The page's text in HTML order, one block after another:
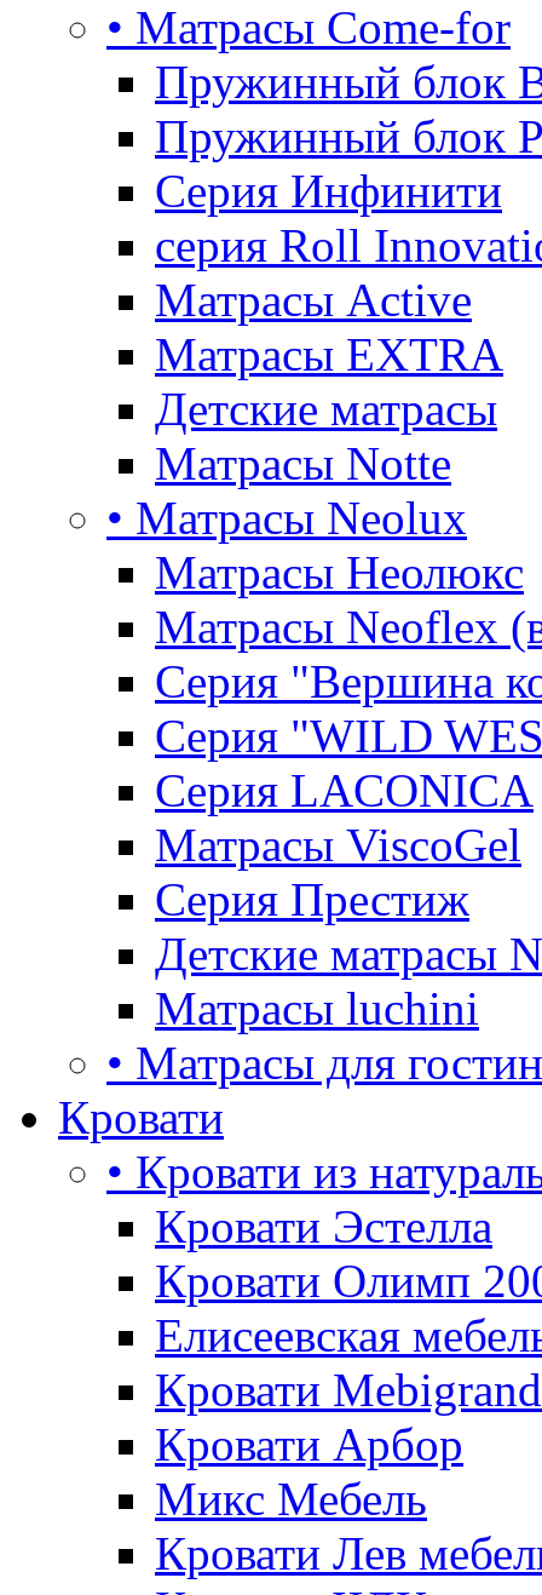
• Матрасы Come-for
Пружинный блок
Пружинный блок
Серия Инфинити
серия Roll
Матрасы Active
Матрасы EXTRA
Детские матрасы
Матрасы Notte
• Матрасы Neolux
Матрасы Неолюкс
Матрасы Neoflex
Серия "Вершина
Серия "WILD
Серия LACONICA
Матрасы ViscoGel
Серия Престиж
Детские матрасы
Матрасы luchini
• Матрасы для
Кровати
• Кровати из
Кровати Эстелла
Кровати Олимп
Елисеевская
Кровати Mebigrand
Кровати Арбор
Микс Мебель
Кровати Лев